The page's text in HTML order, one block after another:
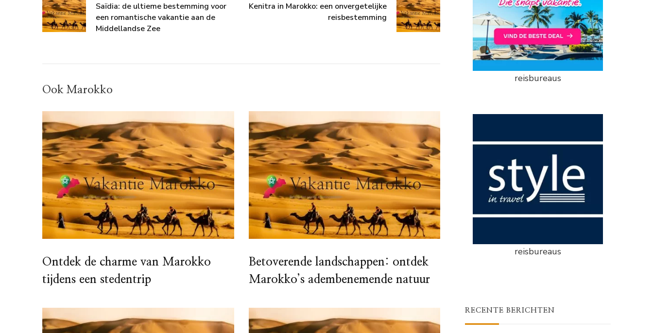
Saïdia: de ultieme bestemming voor
een romantische vakantie aan de
Middellandse Zee
Kenitra in Marokko: een onvergetelijke
reisbestemming
Ook Marokko
Ontdek de charme van Marokko
tijdens een stedentrip
Betoverende landschappen: ontdek
Marokko’s adembenemende natuur
reisbureaus
reisbureaus
RECENTE BERICHTEN